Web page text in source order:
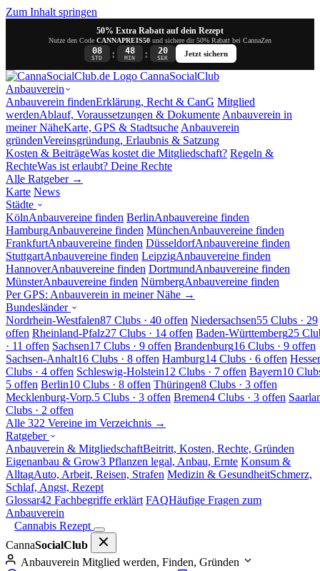
Zum Inhalt springen
50% Extra Rabatt auf dein Rezept
Nutze den Code CANNAPREIS50 und sichere dir 50% Rabatt bei CannaZen
08
STD : 48
MIN : 20
SEK
Jetzt sichern
CannaSocialClub
Anbauverein
Anbauverein findenErklärung, Recht & CanG Mitglied
werdenAblauf, Voraussetzungen & Dokumente Anbauverein in
meiner NäheKarte, GPS & Stadtsuche Anbauverein
gründenVereinsgründung, Erlaubnis & Satzung
Kosten & BeiträgeWas kostet die Mitgliedschaft? Regeln &
RechteWas ist erlaubt? Deine Rechte
Alle Ratgeber →
Karte News
Städte
KölnAnbauvereine finden BerlinAnbauvereine finden
HamburgAnbauvereine finden MünchenAnbauvereine finden
FrankfurtAnbauvereine finden DüsseldorfAnbauvereine finden
StuttgartAnbauvereine finden LeipzigAnbauvereine finden
HannoverAnbauvereine finden DortmundAnbauvereine finden
MünsterAnbauvereine finden NürnbergAnbauvereine finden
Per GPS: Anbauverein in meiner Nähe →
Bundesländer
Nordrhein-Westfalen87 Clubs · 40 offen Niedersachsen55 Clubs · 29
offen Rheinland-Pfalz27 Clubs · 14 offen Baden-Württemberg25
· 11 offen Sachsen17 Clubs · 9 offen Brandenburg16 Clubs · 9 offen
Sachsen-Anhalt16 Clubs · 8 offen Hamburg14 Clubs · 6 offen
Clubs · 4 offen Schleswig-Holstein12 Clubs · 7 offen Bayern10
5 offen Berlin10 Clubs · 8 offen Thüringen8 Clubs · 3 offen
Mecklenburg-Vorp.5 Clubs · 3 offen Bremen4 Clubs · 3 offen
Clubs · 2 offen
Alle 322 Vereine im Verzeichnis →
Ratgeber
Anbauverein & MitgliedschaftBeitritt, Kosten, Rechte, Gründen
Eigenanbau & Grow3 Pflanzen legal, Anbau, Ernte Konsum &
AlltagAuto, Arbeit, Reisen, Strafen Medizin & GesundheitSchmerz,
Schlaf, Angst, Rezept
Glossar42 Fachbegriffe erklärt FAQHäufige Fragen zum
Anbauverein
Cannabis Rezept
CannaSocialClub
Anbauverein Mitglied werden, Finden, Gründen